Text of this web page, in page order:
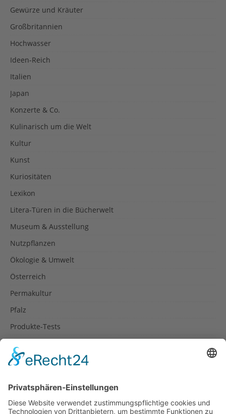
Gewürze und Kräuter
Großbritannien
Hochwasser
Ideen-Reich
Italien
Japan
Konzerte & Co.
Kulinarisch um die Welt
Kultur
Kunst
Kuriositäten
Lexikon
Litera-Türen in die Bücherwelt
Museum & Ausstellung
Nutzpflanzen
Ökologie & Umwelt
Österreich
Permakultur
Pfalz
Produkte-Tests
Rezepte
Spanien
Südtirol